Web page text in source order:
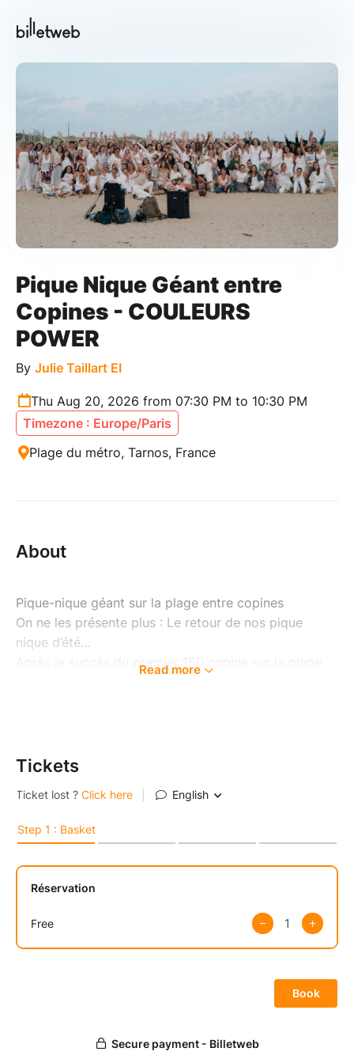
Pique Nique Géant entre
Copines - COULEURS
POWER
By Julie Taillart EI
Thu Aug 20, 2026 from 07:30 PM to 10:30 PM
Timezone : Europe/Paris
Plage du métro, Tarnos, France
About
Pique-nique géant sur la plage entre copines
On ne les présente plus : Le retour de nos pique
nique d’été…
Après le succès du premier 150 copine sur la plage
Dress code : COLOR POWE4R (proposé )
MAMANS.
19h30 - Accueil, papotages, pique-nique partagé
� 20h30 - 22h30 Danse, coucher de soleil, vibes de
feu jusqu’à la nuit tombée
Un verre (couverts si besoin)
Read more
Tickets